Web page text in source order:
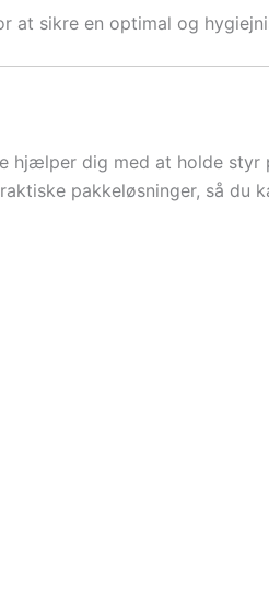
sikre en optimal og
hjælper dig med at holde styr
pakkeløsninger, så du